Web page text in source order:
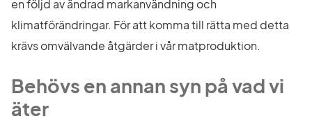
en följd av ändrad markanvändning och
klimatförändringar. För att komma till rätta med detta
krävs omvälvande åtgärder i vår matproduktion.
Behövs en annan syn på vad vi
äter